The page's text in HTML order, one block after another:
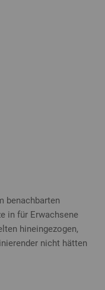
benachbarten
in für Erwachsene
hineingezogen,
nicht hätten